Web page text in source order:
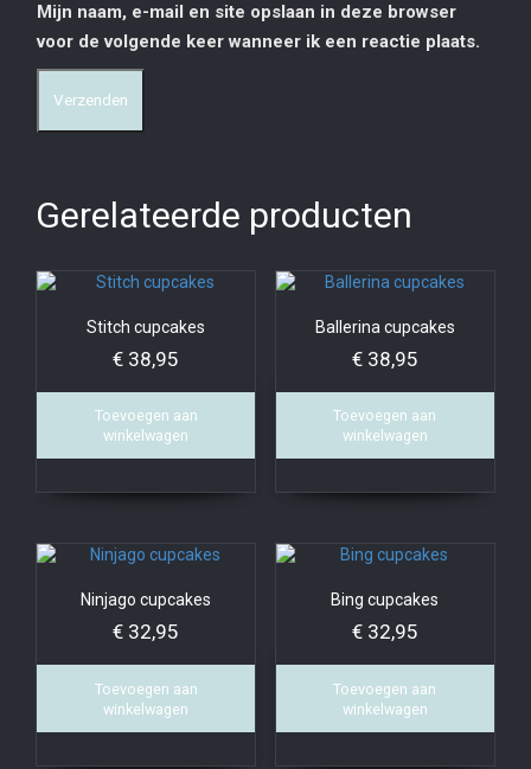
Mijn naam, e-mail en site opslaan in deze browser
voor de volgende keer wanneer ik een reactie plaats.
Gerelateerde producten
Stitch cupcakes
€ 38,95
Toevoegen aan
winkelwagen
Ballerina cupcakes
€38,95
Toevoegen aan
winkelwagen
Ninjago cupcakes
€ 32,95
Toevoegen aan
winkelwagen
Bing cupcakes
€32,95
Toevoegen aan
winkelwagen